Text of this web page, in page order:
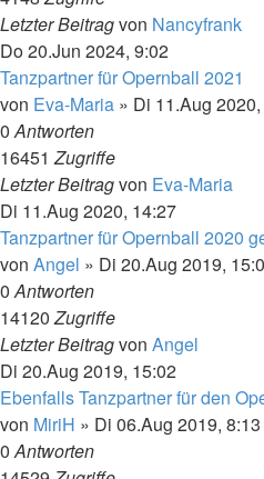
Letzter Beitragvon Nancyfrank
Do 20.Jun 2024, 9:02
Tanzpartner für Opernball 2021
von Eva-Maria » Di 11.Aug
0Antworten
16451Zugriffe
Letzter Beitragvon Eva-Maria
Di 11.Aug 2020, 14:27
Tanzpartner für Opernball 2020
von Angel » Di 20.Aug 2019,
0Antworten
14120Zugriffe
Letzter Beitragvon Angel
Di 20.Aug 2019, 15:02
Ebenfalls Tanzpartner für den
von MiriH » Di 06.Aug 2019, 8:13
0Antworten